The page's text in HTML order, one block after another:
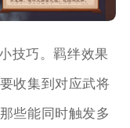
技巧。羁绊效果
收集到对应武将
些能同时触发多